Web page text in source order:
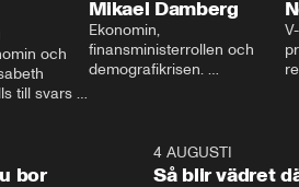
och
till svars
Mikael Damberg
Ekonomin,
finansministerrollen och
demografikrisen.
och Makten.
–
1:06
bor
4 AUGUSTI
Så blir vädret